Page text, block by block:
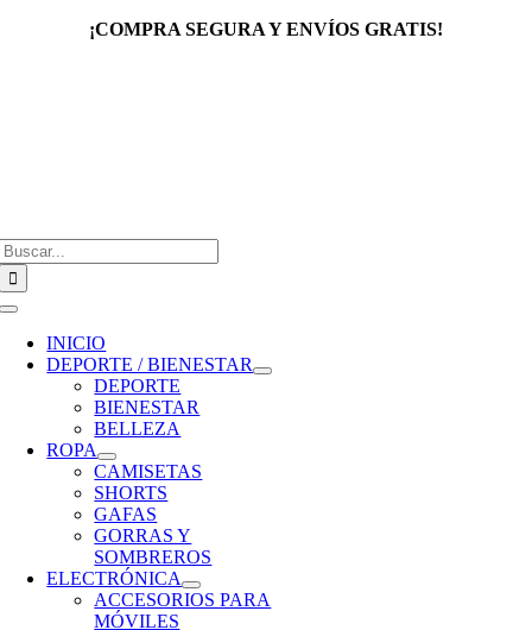
¡COMPRA SEGURA Y ENVÍOS GRATIS!
Toggle
Navigation
INICIO
DEPORTE / BIENESTAR
DEPORTE
BIENESTAR
BELLEZA
ROPA
CAMISETAS
SHORTS
GAFAS
GORRAS Y
SOMBREROS
ELECTRÓNICA
ACCESORIOS PARA
MÓVILES